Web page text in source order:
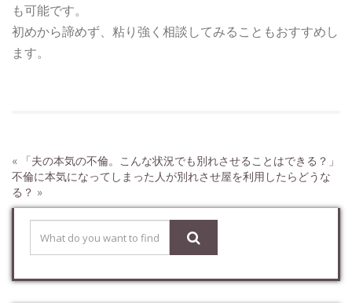
も可能です。
初めから諦めず、粘り強く相談してみることもおすすめし
ます。
«
「夫の本気の不倫。こんな状況でも別れさせることはできる？」
不倫に本気になってしまった人が別れさせ屋を利用したらどうな
る？ »